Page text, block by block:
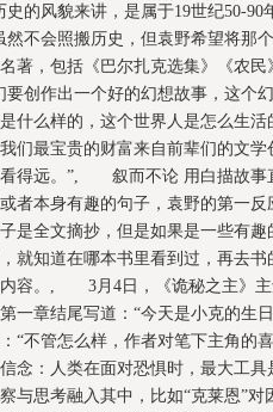
史的风貌来讲，是属于19世纪50-
然不会照搬历史，但袁野希望将那
著，包括《巴尔扎克选集》《农
要创作出一个好的幻想故事，这个
什么样的，这个世界人是怎么生
们最宝贵的财富来自前辈们的文
看得远。”, 叙而不论 用白描故
者本身有趣的句子，袁野的第一
是全文摘抄，但是如果是一些有趣
就知道在哪本书里看到过，再去
内容。, 3月4日，《诡秘之主》主
一章结尾写道：“今天是小克的生
“不管怎么样，作者对笔下主角的
念：人类在面对恐惧时，最大
与思考融入其中，比如“克莱恩”